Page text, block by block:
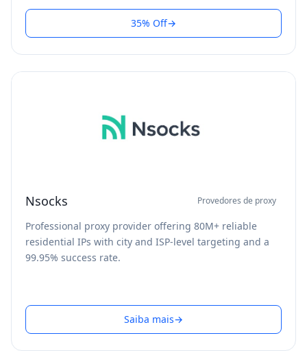
35% Off→
Nsocks Provedores de proxy
Professional proxy provider offering 80M+ reliable
residential IPs with city and ISP-level targeting and a
99.95% success rate.
Saiba mais→